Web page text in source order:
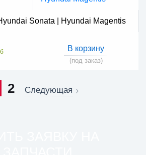
Sonata | Hyundai Magentis
В корзину
(под заказ)
2 Следующая